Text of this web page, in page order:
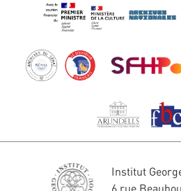
Institut
6 rue